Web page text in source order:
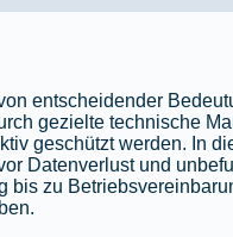
entscheidender
gezielte technische
geschützt werden. In
Datenverlust und
bis zu